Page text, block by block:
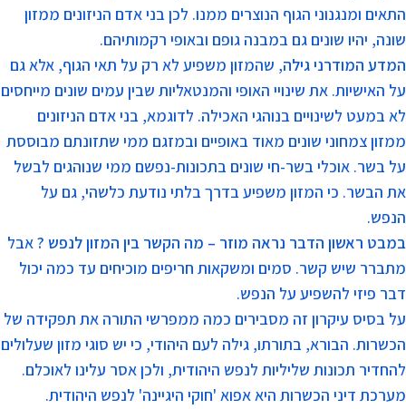
התאים ומנגנוני הגוף הנוצרים ממנו. לכן בני אדם הניזונים ממזון
שונה, יהיו שונים גם במבנה גופם ובאופי רקמותיהם.
המדע המודרני גילה, שהמזון משפיע לא רק על תאי הגוף, אלא גם
על האישיות. את שינויי האופי והמנטאליות שבין עמים שונים מייחסים
לא במעט לשינויים בנוהגי האכילה. לדוגמא, בני אדם הניזונים
ממזון צמחוני שונים מאוד באופיים ובמזגם ממי שתזונתם מבוססת
על בשר. אוכלי בשר-חי שונים בתכונות-נפשם ממי שנוהגים לבשל
את הבשר. כי המזון משפיע בדרך בלתי נודעת כלשהי, גם על
הנפש.
במבט ראשון הדבר נראה מוזר – מה הקשר בין המזון לנפש ?אבל
מתברר שיש קשר. סמים ומשקאות חריפים מוכיחים עד כמה יכול
דבר פיזי להשפיע על הנפש.
על בסיס עיקרון זה מסבירים כמה ממפרשי התורה את תפקידה של
הכשרות. הבורא, בתורתו, גילה לעם היהודי, כי יש סוגי מזון שעלולים
להחדיר תכונות שליליות לנפש היהודית, ולכן אסר עלינו לאוכלם.
מערכת דיני הכשרות היא אפוא 'חוקי היגיינה' לנפש היהודית.